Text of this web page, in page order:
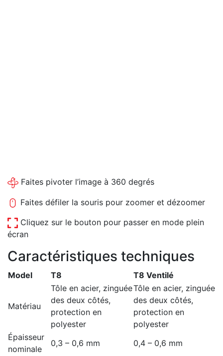
Faites pivoter l’image à 360 degrés
Faites défiler la souris pour zoomer et dézoomer
Cliquez sur le bouton pour passer en mode plein
écran
Caractéristiques techniques
Model T8 T8 Ventilé
Matériau
Tôle en acier, zinguée
des deux côtés,
protection en
polyester
Tôle en acier, zinguée
des deux côtés,
protection en
polyester
Épaisseur
nominale
0,3 – 0,6 mm
0,4 – 0,6 mm